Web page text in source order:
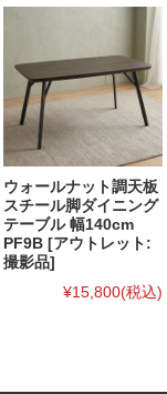
ウォールナット調天板
スチール脚ダイニング
テーブル 幅140cm
PF9B [アウトレット:
撮影品]
¥15,800(税込)